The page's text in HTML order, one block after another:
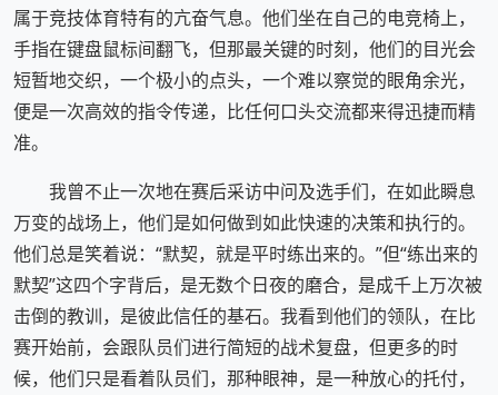
属于竞技体育特有的亢奋气息。他们坐在自己的电竞椅上，
手指在键盘鼠标间翻飞，但那最关键的时刻，他们的目光会
短暂地交织，一个极小的点头，一个难以察觉的眼角余光，
便是一次高效的指令传递，比任何口头交流都来得迅捷而精
准。
我曾不止一次地在赛后采访中问及选手们，在如此瞬息
万变的战场上，他们是如何做到如此快速的决策和执行的。
他们总是笑着说：“默契，就是平时练出来的。”但“练出来的
默契”这四个字背后，是无数个日夜的磨合，是成千上万次被
击倒的教训，是彼此信任的基石。我看到他们的领队，在比
赛开始前，会跟队员们进行简短的战术复盘，但更多的时
候，他们只是看着队员们，那种眼神，是一种放心的托付，